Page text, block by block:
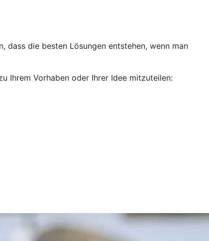
dass die besten Lösungen entstehen, wenn man
Ihrem Vorhaben oder Ihrer Idee mitzuteilen: